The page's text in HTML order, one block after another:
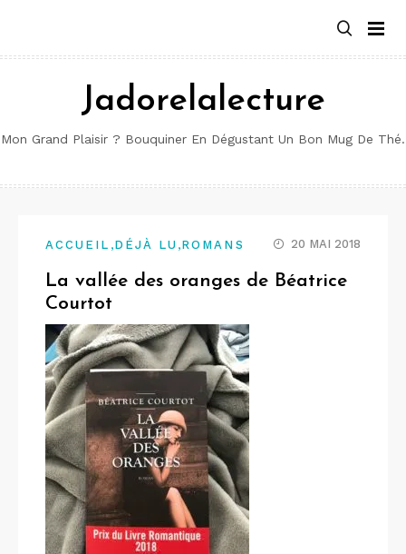
contenu
Jadorelalecture
Mon Grand Plaisir ? Bouquiner En Dégustant Un Bon Mug De Thé.
ACCUEIL ,DÉJÀ LU ,ROMANS 20 MAI 2018
La vallée des oranges de Béatrice
Courtot